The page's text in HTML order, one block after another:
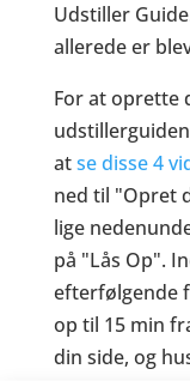
Udstiller
allerede er
For at oprette
atse disse 4
ned til "Opret
lige
på "Lås Op".
efterfølgende
op til 15 min
din side, og